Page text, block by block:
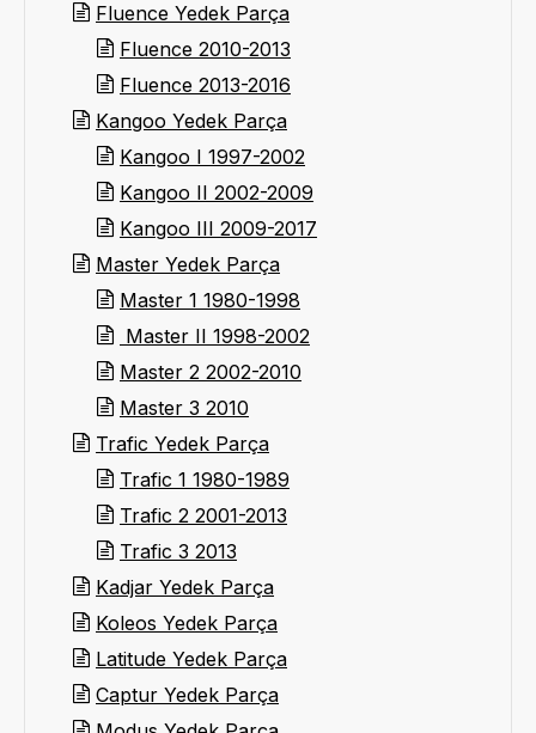
Fluence Yedek Parça
Fluence 2010-2013
Fluence 2013-2016
Kangoo Yedek Parça
Kangoo I 1997-2002
Kangoo II 2002-2009
Kangoo III 2009-2017
Master Yedek Parça
Master 1 1980-1998
Master II 1998-2002
Master 2 2002-2010
Master 3 2010
Trafic Yedek Parça
Trafic 1 1980-1989
Trafic 2 2001-2013
Trafic 3 2013
Kadjar Yedek Parça
Koleos Yedek Parça
Latitude Yedek Parça
Captur Yedek Parça